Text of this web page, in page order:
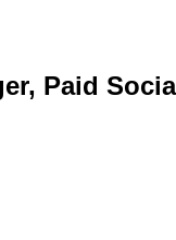
Paid